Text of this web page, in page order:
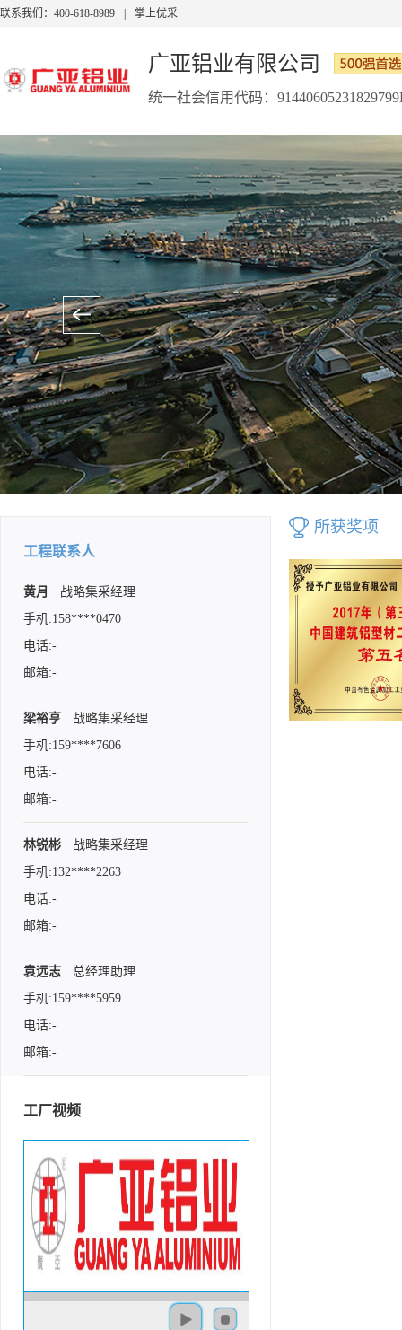
联系我们：400-618-8989 掌上优采
广亚铝业有限公司
统一社会信用代码：
工程联系人
黄月
战略集采经理
手机:158****0470
电话:-
邮箱:-
梁裕亨
战略集采经理
手机:159****7606
电话:-
邮箱:-
林锐彬
战略集采经理
手机:132****2263
电话:-
邮箱:-
袁远志
总经理助理
手机:159****5959
电话:-
邮箱:-
工厂视频
所获奖项